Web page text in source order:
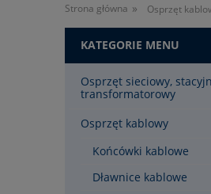
Strona główna » Osprzęt
KATEGORIE MENU
Osprzęt sieciowy,
transformatorowy
Osprzęt kablowy
Końcówki kablowe
Dławnice kablowe